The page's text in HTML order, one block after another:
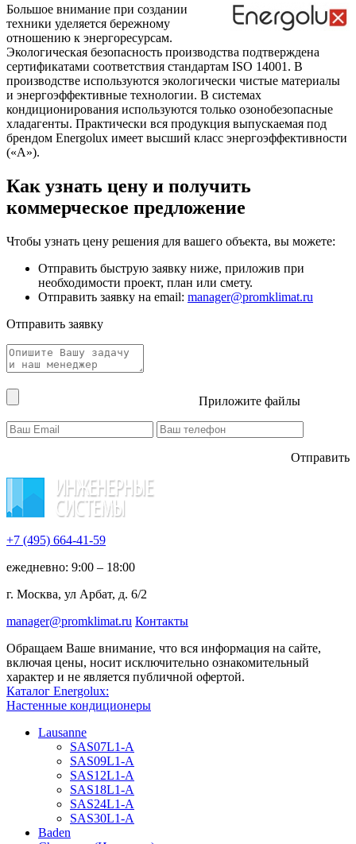
Большое внимание при создании
техники уделяется бережному
отношению к энергоресурсам.
Экологическая безопасность производства подтверждена
сертификатами соответствия стандартам ISO 14001. В
производстве используются экологически чистые материалы
и энергоэффективные технологии. В системах
кондиционирования используются только озонобезопасные
хладагенты. Практически вся продукция выпускаемая под
брендом Energolux имеет высший класс энергоэффективности
(«А»).
Как узнать цену и получить
коммерческое предложение
Чтобы узнать цену решения для вашего объекта, вы можете:
Отправить быструю заявку ниже, приложив при
необходимости проект, план или смету.
Отправить заявку на email: manager@promklimat.ru
Отправить заявку
Приложите файлы
Отправить
+7 (495) 664-41-59
ежедневно: 9:00 – 18:00
г. Москва, ул Арбат, д. 6/2
manager@promklimat.ru Контакты
Обращаем Ваше внимание, что вся информация на сайте,
включая цены, носит исключительно ознакомительный
характер и не является публичной офертой.
Каталог Energolux:
Настенные кондиционеры
Lausanne
SAS07L1-A
SAS09L1-A
SAS12L1-A
SAS18L1-A
SAS24L1-A
SAS30L1-A
Baden